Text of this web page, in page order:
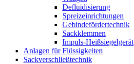
Defluidisierung
Spreizeinrichtungen
Gebindefördertechnik
Sackklemmen
Impuls-Heißsiegelgerät
Anlagen für Flüssigkeiten
Sackverschließtechnik